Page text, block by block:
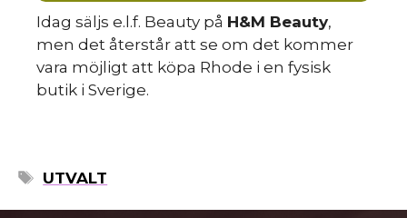
Idag säljs e.l.f. Beauty på H&M Beauty,
men det återstår att se om det kommer
vara möjligt att köpa Rhode i en fysisk
butik i Sverige.
ETIKETTER
UTVALT